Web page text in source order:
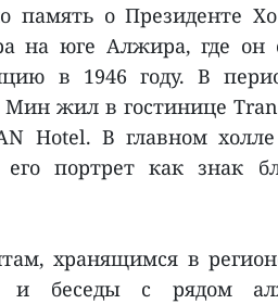
память о Президенте
на юге Алжира, где он
в 1946 году. В
жил в гостинице
Hotel. В главном
портрет как знак
хранящимся в
и беседы с рядом